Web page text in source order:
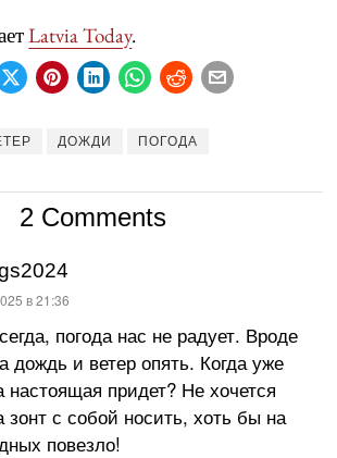
Latvia Today.
ДОЖДИ ПОГОДА
2 Comments
в 21:36
погода нас не радует. Вроде
дождь и ветер опять. Когда уже
настоящая придет? Не хочется
зонт с собой носить, хоть бы на
повезло!